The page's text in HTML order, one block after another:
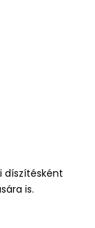
díszítésként
is.